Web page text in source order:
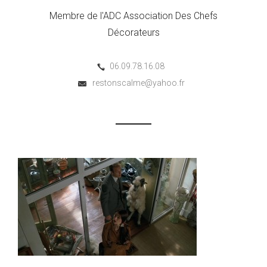
Membre de l'ADC Association Des Chefs
Décorateurs
06.09.78.16.08
restonscalme@yahoo.fr